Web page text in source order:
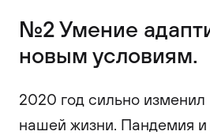
№2 Умение
новым условиям.
2020 год сильно
нашей жизни. Пандемия и